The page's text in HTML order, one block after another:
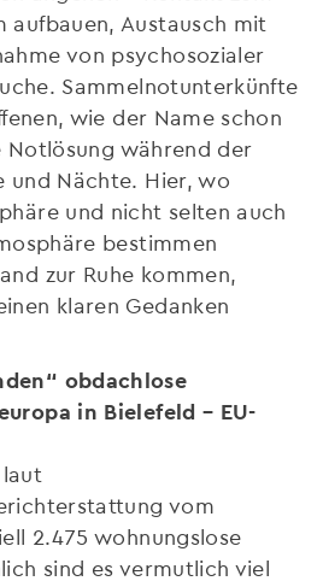
aufbauen, Austausch mit
von psychosozialer
Sammelnotunterkünfte
wie der Name schon
Notlösung während der
und Nächte. Hier, wo
und nicht selten auch
bestimmen
zur Ruhe kommen,
klaren Gedanken
obdachlose
in Bielefeld – EU-
vom
2.475 wohnungslose
sind es vermutlich viel